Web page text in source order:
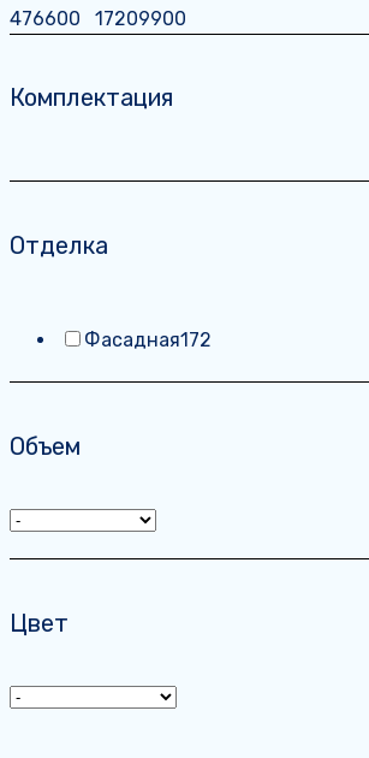
476600 17209900
Комплектация
Отделка
Фасадная172
Объем
Цвет